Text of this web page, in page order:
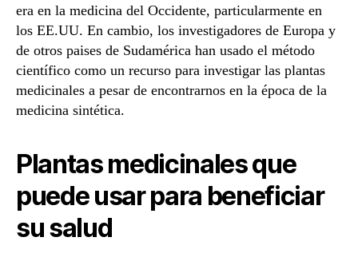
era en la medicina del Occidente, particularmente en
los EE.UU. En cambio, los investigadores de Europa y
de otros paises de Sudamérica han usado el método
científico como un recurso para investigar las plantas
medicinales a pesar de encontrarnos en la época de la
medicina sintética.
Plantas medicinales que
puede usar para beneficiar
su salud